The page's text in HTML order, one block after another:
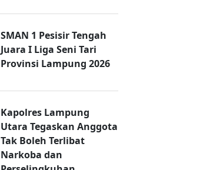
SMAN 1 Pesisir Tengah
Juara I Liga Seni Tari
Provinsi Lampung 2026
Kapolres Lampung
Utara Tegaskan Anggota
Tak Boleh Terlibat
Narkoba dan